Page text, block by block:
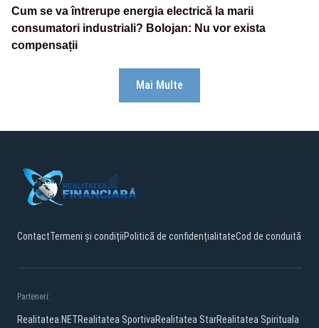
Cum se va întrerupe energia electrică la marii
consumatori industriali? Bolojan: Nu vor exista
compensații
Mai Multe
ContactTermeni și condițiiPolitică de confidențialitateCod de conduită
Parteneri:
Realitatea.NETRealitatea SportivaRealitatea StarRealitatea Spirituala